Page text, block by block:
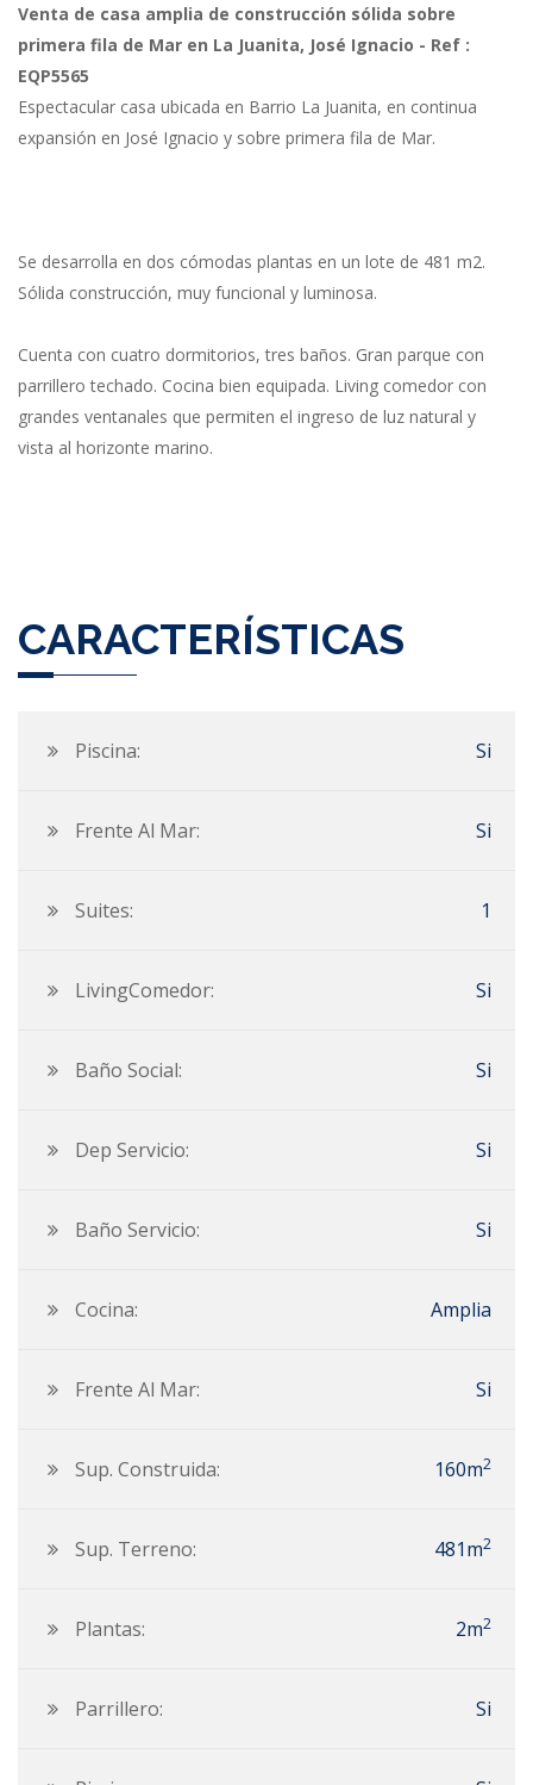
Venta de casa amplia de construcción sólida sobre
primera fila de Mar en La Juanita, José Ignacio - Ref :
EQP5565
Espectacular casa ubicada en Barrio La Juanita, en continua
expansión en José Ignacio y sobre primera fila de Mar.
Se desarrolla en dos cómodas plantas en un lote de 481 m2.
Sólida construcción, muy funcional y luminosa.
Cuenta con cuatro dormitorios, tres baños. Gran parque con
parrillero techado. Cocina bien equipada. Living comedor con
grandes ventanales que permiten el ingreso de luz natural y
vista al horizonte marino.
CARACTERÍSTICAS
Piscina: Si
Frente Al Mar: Si
Suites: 1
LivingComedor: Si
Baño Social: Si
Dep Servicio: Si
Baño Servicio: Si
Cocina: Amplia
Frente Al Mar: Si
Sup. Construida: 160m2
Sup. Terreno: 481m2
Plantas: 2m2
Parrillero: Si